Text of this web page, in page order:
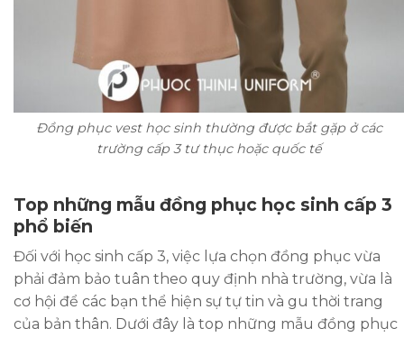
Đồng phục vest học sinh thường được bắt gặp ở các
trường cấp 3 tư thục hoặc quốc tế
Top những mẫu đồng phục học sinh cấp 3
phổ biến
Đối với học sinh cấp 3, việc lựa chọn đồng phục vừa
phải đảm bảo tuân theo quy định nhà trường, vừa là
cơ hội để các bạn thể hiện sự tự tin và gu thời trang
của bản thân. Dưới đây là top những mẫu đồng phục